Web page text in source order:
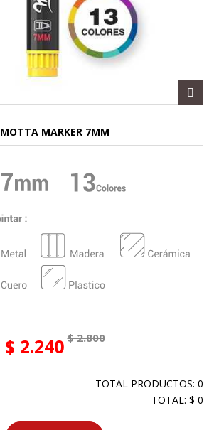
MOTTA MARKER 7MM
$ 2.240 $ 2.800
TOTAL PRODUCTOS: 0
TOTAL: $ 0